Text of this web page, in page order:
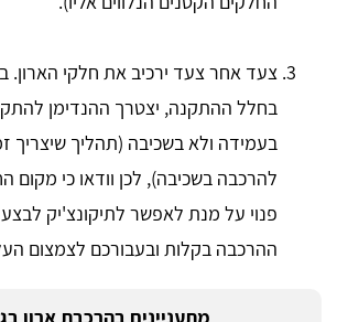
צעד אחר צעד ירכיב את חלקי הארון.
בחלל ההתקנה, יצטרך ההנדימן
בעמידה ולא בשכיבה (תהליך שיצריך
להרכבה בשכיבה), לכן וודאו כי
פנוי על מנת לאפשר לתיקונצ'יק
ההרכבה בקלות ובעבורכם לצמצום